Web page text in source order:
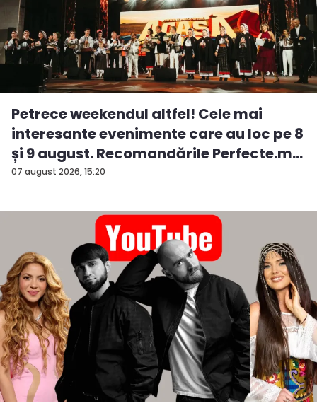
07 august 2026, 15:20
Petrece weekendul altfel! Cele mai
interesante evenimente care au loc pe 8
și 9 august. Recomandările Perfecte.m...